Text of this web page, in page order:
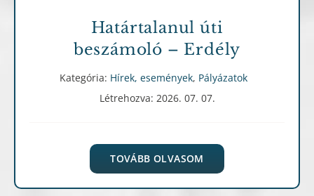
Határtalanul úti
beszámoló – Erdély
Kategória: Hírek, események, Pályázatok
Létrehozva: 2026. 07. 07.
TOVÁBB OLVASOM